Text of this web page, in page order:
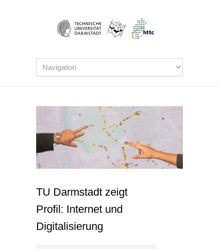
TU Darmstadt zeigt
Profil: Internet und
Digitalisierung